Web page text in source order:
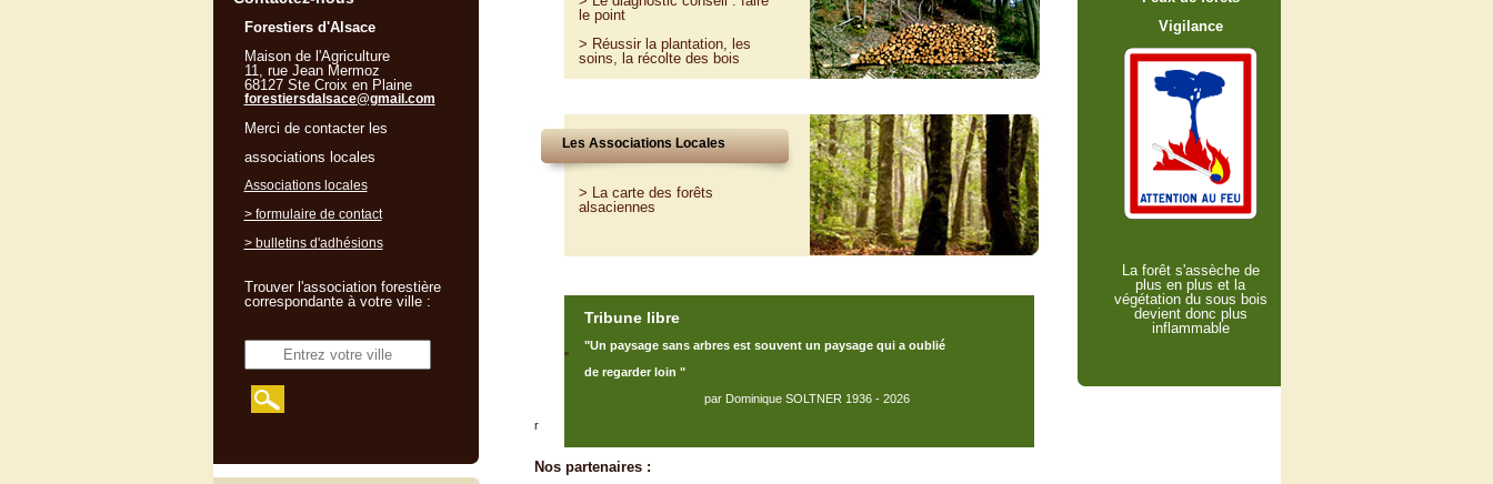
le point
> Réussir la plantation, les
soins, la récolte des bois
Les Associations Locales
> La carte des forêts
alsaciennes
"
Tribune libre
"Un paysage sans arbres est souvent un paysage qui a oublié
de regarder loin "
par Dominique SOLTNER 1936 - 2026
r
Nos partenaires :
Forestiers d'Alsace
Maison de l'Agriculture
11, rue Jean Mermoz
68127 Ste Croix en Plaine
forestiersdalsace@gmail.com
Merci de contacter les
associations locales
Associations locales
> formulaire de contact
> bulletins d'adhésions
Trouver l'association forestière
correspondante à votre ville :
Vigilance
La forêt s'assèche de
plus en plus et la
végétation du sous bois
devient donc plus
inflammable